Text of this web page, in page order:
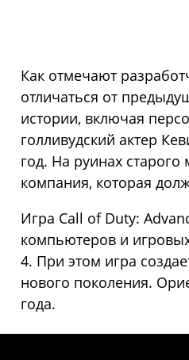
Как отмечают
отличаться от
истории, включая
голливудский актер
год. На руинах
компания, которая
Игра Call of Duty:
компьютеров и
4. При этом игра
нового поколения.
года.